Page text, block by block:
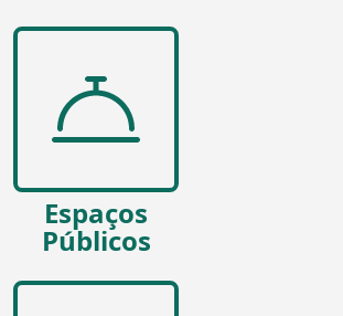
Espaços
Públicos